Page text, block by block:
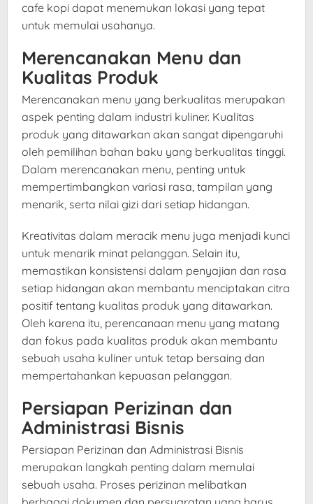
cafe kopi dapat menemukan lokasi yang tepat
untuk memulai usahanya.
Merencanakan Menu dan
Kualitas Produk
Merencanakan menu yang berkualitas merupakan
aspek penting dalam industri kuliner. Kualitas
produk yang ditawarkan akan sangat dipengaruhi
oleh pemilihan bahan baku yang berkualitas tinggi.
Dalam merencanakan menu, penting untuk
mempertimbangkan variasi rasa, tampilan yang
menarik, serta nilai gizi dari setiap hidangan.
Kreativitas dalam meracik menu juga menjadi kunci
untuk menarik minat pelanggan. Selain itu,
memastikan konsistensi dalam penyajian dan rasa
setiap hidangan akan membantu menciptakan citra
positif tentang kualitas produk yang ditawarkan.
Oleh karena itu, perencanaan menu yang matang
dan fokus pada kualitas produk akan membantu
sebuah usaha kuliner untuk tetap bersaing dan
mempertahankan kepuasan pelanggan.
Persiapan Perizinan dan
Administrasi Bisnis
Persiapan Perizinan dan Administrasi Bisnis
merupakan langkah penting dalam memulai
sebuah usaha. Proses perizinan melibatkan